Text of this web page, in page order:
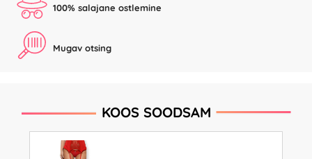
100% salajane ostlemine
Mugav otsing
KOOS SOODSAM